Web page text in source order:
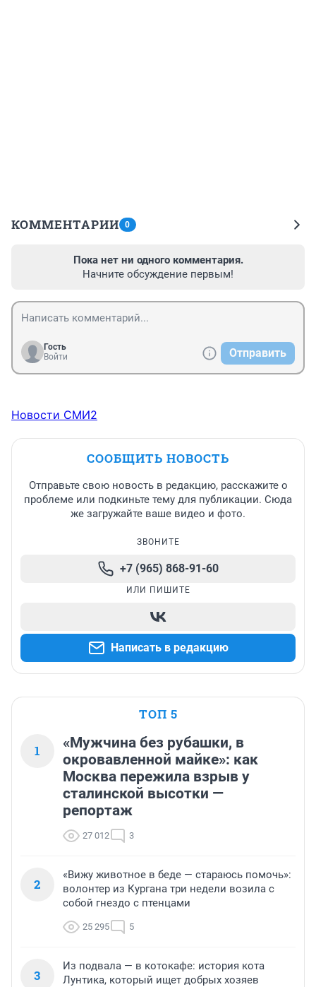
КОММЕНТАРИИ 0
Пока нет ни одного комментария.
Начните обсуждение первым!
Гость
Войти
Отправить
Новости СМИ2
СООБЩИТЬ НОВОСТЬ
Отправьте свою новость в редакцию, расскажите о
проблеме или подкиньте тему для публикации. Сюда
же загружайте ваше видео и фото.
ЗВОНИТЕ
+7 (965) 868-91-60
ИЛИ ПИШИТЕ
Написать в редакцию
ТОП 5
1
«Мужчина без рубашки, в
окровавленной майке»: как
Москва пережила взрыв у
сталинской высотки —
репортаж
27 012 3
2
«Вижу животное в беде — стараюсь помочь»:
волонтер из Кургана три недели возила с
собой гнездо с птенцами
25 295 5
3
Из подвала — в котокафе: история кота
Лунтика, который ищет добрых хозяев